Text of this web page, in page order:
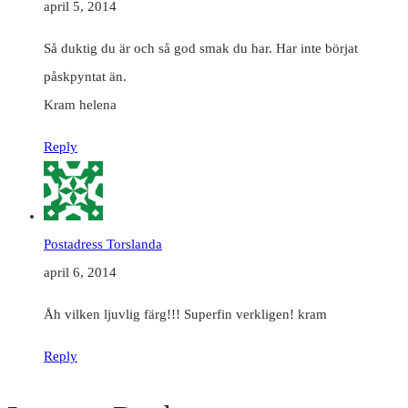
april 5, 2014
Så duktig du är och så god smak du har. Har inte börjat
påskpyntat än.
Kram helena
Reply
Postadress Torslanda
april 6, 2014
Åh vilken ljuvlig färg!!! Superfin verkligen! kram
Reply